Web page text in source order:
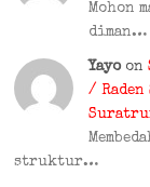
Mohon
diman…
Yayo on
/
struktur…